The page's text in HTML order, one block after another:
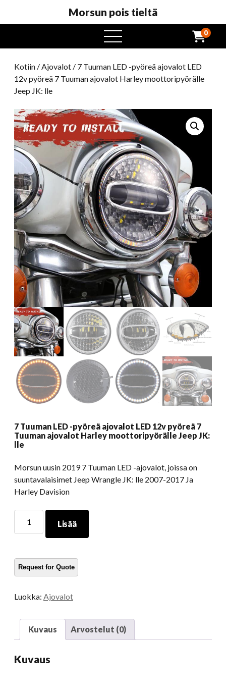
Morsun pois tieltä
avaa
valikko
0
Kotiin /Ajovalot / 7 Tuuman LED -pyöreä ajovalot LED
12v pyöreä 7 Tuuman ajovalot Harley moottoripyörälle
Jeep JK: lle
7 Tuuman LED -pyöreä ajovalot LED 12v pyöreä 7
Tuuman ajovalot Harley moottoripyörälle Jeep JK:
lle
Morsun uusin 2019 7 Tuuman LED -ajovalot, joissa on
suuntavalaisimet Jeep Wrangle JK: lle 2007-2017 Ja
Harley Davision
Tuuman
pyöreä
ajovalot
12v
Harley
Lisää
Luokka: Ajovalot
Kuvaus Arvostelut (0)
Kuvaus